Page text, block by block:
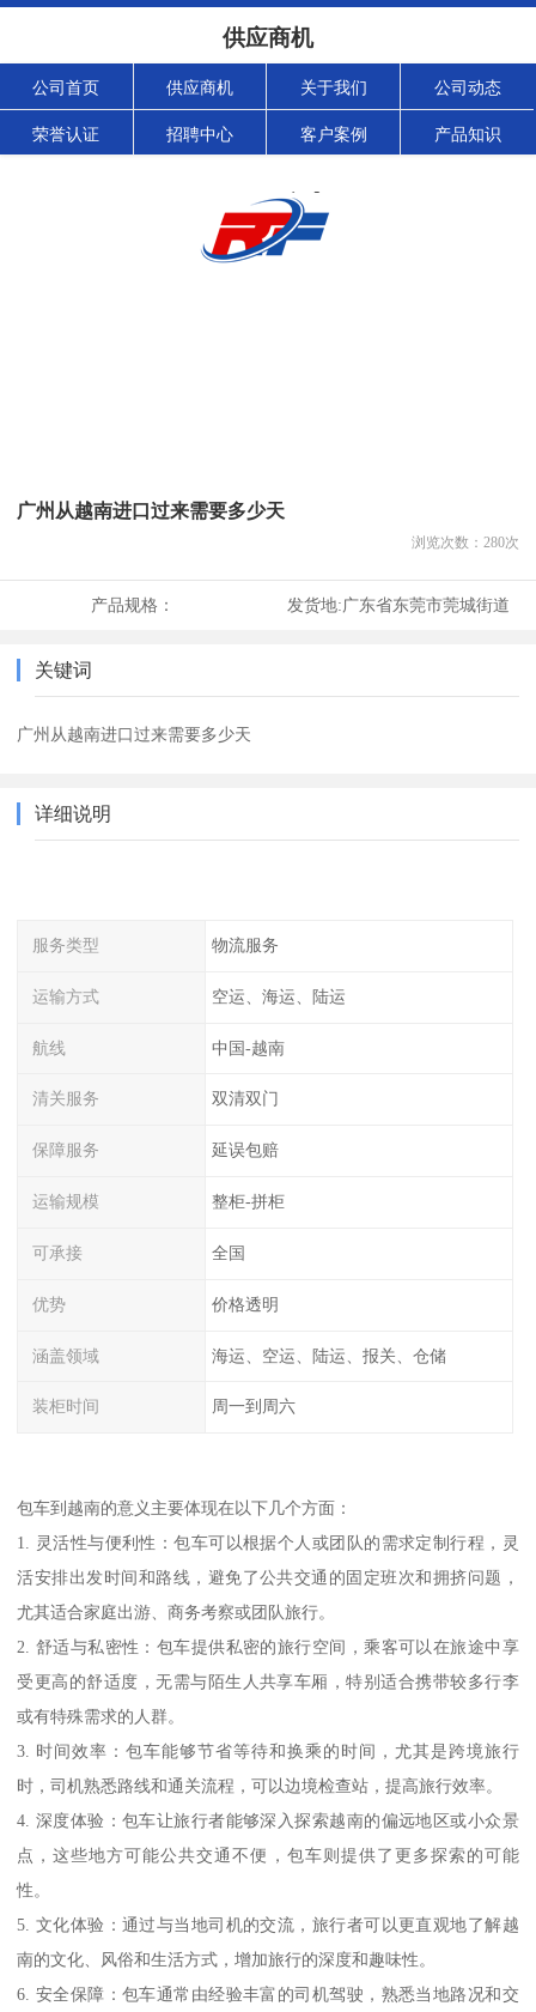
供应商机
公司首页 供应商机 关于我们 公司动态
荣誉认证 招聘中心 客户案例 产品知识
广州从越南进口过来需要多少天
浏览次数： 280次
产品规格： 发货地:广东省东莞市莞城街道
关键词
广州从越南进口过来需要多少天
详细说明
服务类型 物流服务
运输方式 空运、海运、陆运
航线 中国-越南
清关服务 双清双门
保障服务 延误包赔
运输规模 整柜-拼柜
可承接 全国
优势 价格透明
涵盖领域 海运、空运、陆运、报关、仓储
装柜时间 周一到周六
包车到越南的意义主要体现在以下几个方面：
1. 灵活性与便利性：包车可以根据个人或团队的需求定制行程，灵
活安排出发时间和路线，避免了公共交通的固定班次和拥挤问题，
尤其适合家庭出游、商务考察或团队旅行。
2. 舒适与私密性：包车提供私密的旅行空间，乘客可以在旅途中享
受更高的舒适度，无需与陌生人共享车厢，特别适合携带较多行李
或有特殊需求的人群。
3. 时间效率：包车能够节省等待和换乘的时间，尤其是跨境旅行
时，司机熟悉路线和通关流程，可以边境检查站，提高旅行效率。
4. 深度体验：包车让旅行者能够深入探索越南的偏远地区或小众景
点，这些地方可能公共交通不便，包车则提供了更多探索的可能
性。
5. 文化体验：通过与当地司机的交流，旅行者可以更直观地了解越
南的文化、风俗和生活方式，增加旅行的深度和趣味性。
6. 安全保障：包车通常由经验丰富的司机驾驶，熟悉当地路况和交